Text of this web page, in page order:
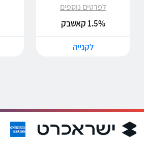
לפרטים נוספים
1.5% קאשבק
לקנייה